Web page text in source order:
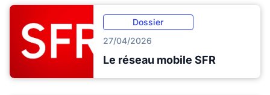
Dossier
27/04/2026
Le réseau mobile SFR